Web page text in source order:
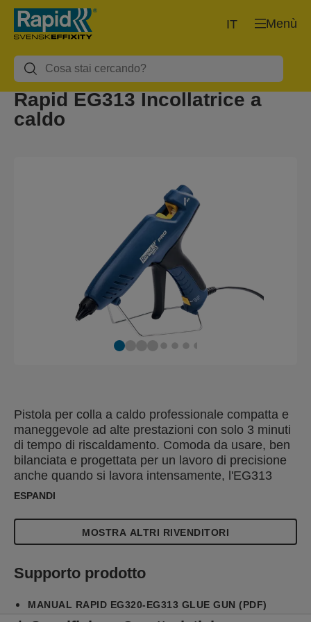
Menù
IT
Rapid EG313 Incollatrice a
caldo
Pistola per colla a caldo professionale compatta e
maneggevole ad alte prestazioni con solo 3 minuti
di tempo di riscaldamento. Comoda da usare, ben
bilanciata e progettata per un lavoro di precisione
anche quando si lavora intensamente, l'EG313
viene fornita con un supporto fisso ad alta stabilità
estrudere colla fino a 900 g/ora e dispone di un
controllo della temperatura preimpostato e
ESPANDI
MOSTRA ALTRI RIVENDITORI
Supporto prodotto
MANUAL RAPID EG320-EG313 GLUE GUN (PDF)